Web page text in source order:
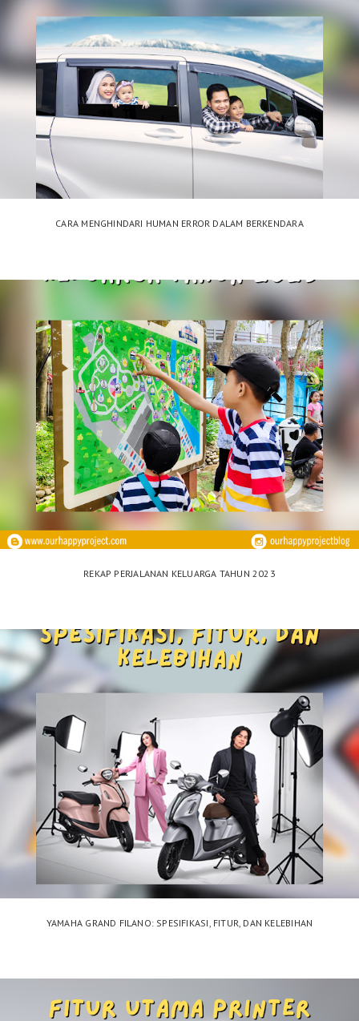
CARA MENGHINDARI HUMAN ERROR DALAM BERKENDARA
REKAP PERJALANAN KELUARGA TAHUN 2023
YAMAHA GRAND FILANO: SPESIFIKASI, FITUR, DAN KELEBIHAN